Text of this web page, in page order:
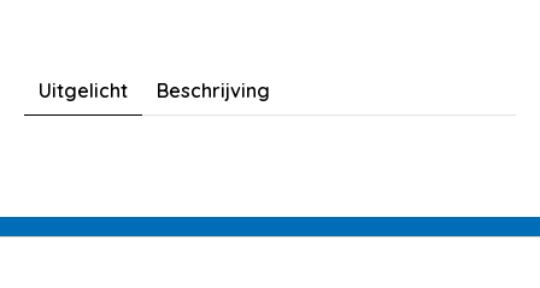
Uitgelicht Beschrijving